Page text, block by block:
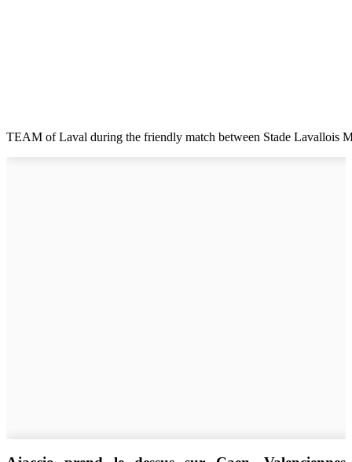
TEAM of Laval during the friendly match between Stade Lavallois